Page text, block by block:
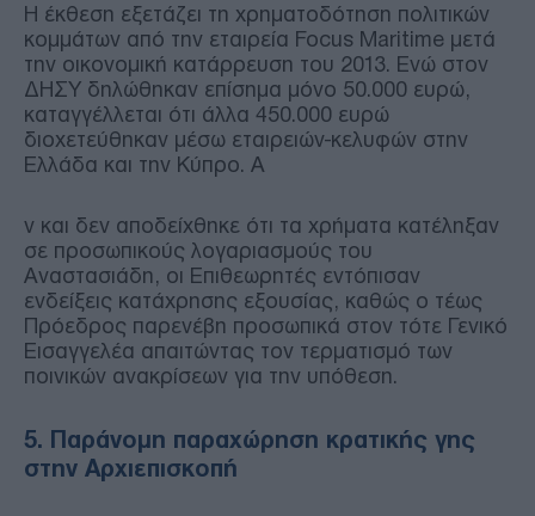
Η έκθεση εξετάζει τη χρηματοδότηση πολιτικών
κομμάτων από την εταιρεία Focus Maritime μετά
την οικονομική κατάρρευση του 2013. Ενώ στον
ΔΗΣΥ δηλώθηκαν επίσημα μόνο 50.000 ευρώ,
καταγγέλλεται ότι άλλα 450.000 ευρώ
διοχετεύθηκαν μέσω εταιρειών-κελυφών στην
Ελλάδα και την Κύπρο. Α
ν και δεν αποδείχθηκε ότι τα χρήματα κατέληξαν
σε προσωπικούς λογαριασμούς του
Αναστασιάδη, οι Επιθεωρητές εντόπισαν
ενδείξεις κατάχρησης εξουσίας, καθώς ο τέως
Πρόεδρος παρενέβη προσωπικά στον τότε Γενικό
Εισαγγελέα απαιτώντας τον τερματισμό των
ποινικών ανακρίσεων για την υπόθεση.
5. Παράνομη παραχώρηση κρατικής γης
στην Αρχιεπισκοπή